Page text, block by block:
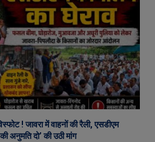
! जावरा में वाहनों की रैली, एसडीएम
अनुमति दो’ की उठी मांग